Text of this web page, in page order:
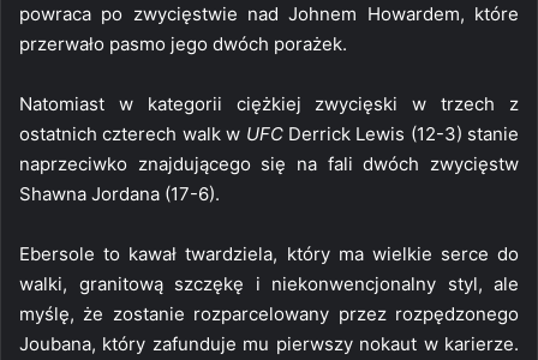
powraca po zwycięstwie nad Johnem Howardem, które
przerwało pasmo jego dwóch porażek.
Natomiast w kategorii ciężkiej zwycięski w trzech z
ostatnich czterech walk w UFCDerrick Lewis (12-3) stanie
naprzeciwko znajdującego się na fali dwóch zwycięstw
Shawna Jordana (17-6).
Ebersole to kawał twardziela, który ma wielkie serce do
walki, granitową szczękę i niekonwencjonalny styl, ale
myślę, że zostanie rozparcelowany przez rozpędzonego
Joubana, który zafunduje mu pierwszy nokaut w karierze.